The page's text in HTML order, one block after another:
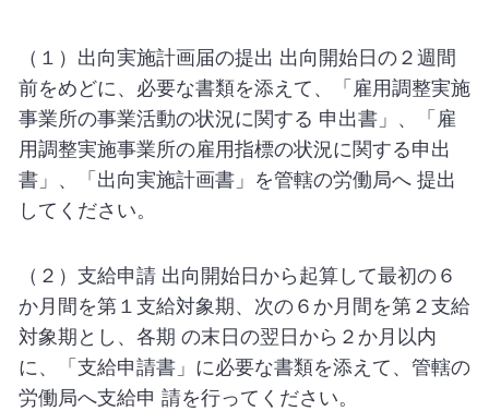
（１）出向実施計画届の提出 出向開始日の２週間
前をめどに、必要な書類を添えて、「雇用調整実施
事業所の事業活動の状況に関する 申出書」、「雇
用調整実施事業所の雇用指標の状況に関する申出
書」、「出向実施計画書」を管轄の労働局へ 提出
してください。
（２）支給申請 出向開始日から起算して最初の６
か月間を第１支給対象期、次の６か月間を第２支給
対象期とし、各期 の末日の翌日から２か月以内
に、「支給申請書」に必要な書類を添えて、管轄の
労働局へ支給申 請を行ってください。